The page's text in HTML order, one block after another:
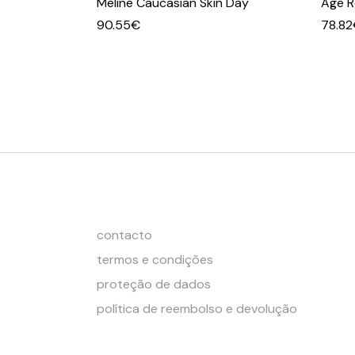
90.55€
78.82
contacto
termos e condições
proteção de dados
política de reembolso e devolução